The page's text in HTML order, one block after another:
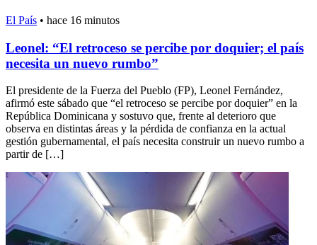
El País • hace 16 minutos
Leonel: “El retroceso se percibe por doquier; el país
necesita un nuevo rumbo”
El presidente de la Fuerza del Pueblo (FP), Leonel Fernández,
afirmó este sábado que “el retroceso se percibe por doquier” en la
República Dominicana y sostuvo que, frente al deterioro que
observa en distintas áreas y la pérdida de confianza en la actual
gestión gubernamental, el país necesita construir un nuevo rumbo a
partir de […]